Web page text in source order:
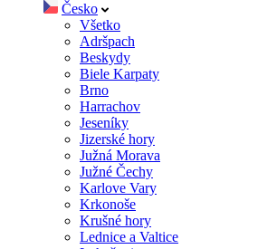
Česko
Všetko
Adršpach
Beskydy
Biele Karpaty
Brno
Harrachov
Jeseníky
Jizerské hory
Južná Morava
Južné Čechy
Karlove Vary
Krkonoše
Krušné hory
Lednice a Valtice